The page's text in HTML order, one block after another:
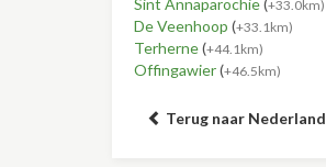
Sint Annaparochie(+33.0km)
De Veenhoop (+33.1km)
Terherne(+44.1km)
Offingawier(+46.5km)
Terug naar Nederland